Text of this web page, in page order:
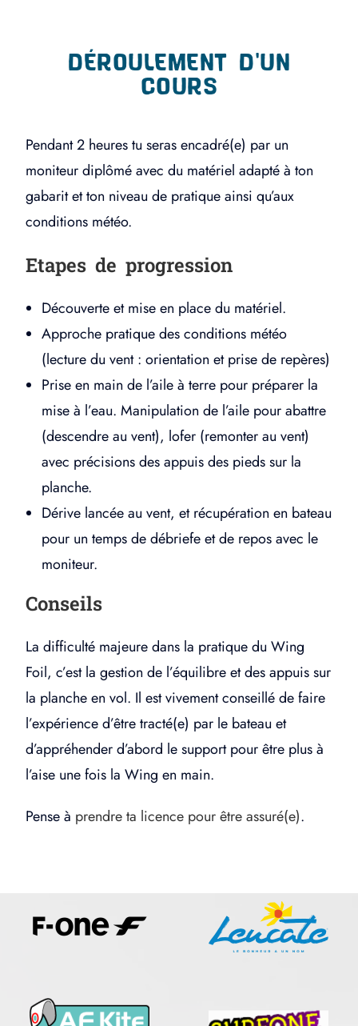
DÉROULEMENT D'UN
COURS
Pendant 2 heures tu seras encadré(e) par un
moniteur diplômé avec du matériel adapté à ton
gabarit et ton niveau de pratique ainsi qu’aux
conditions météo.
Etapes de progression
Découverte et mise en place du matériel.
Approche pratique des conditions météo
(lecture du vent : orientation et prise de repères)
Prise en main de l’aile à terre pour préparer la
mise à l’eau. Manipulation de l’aile pour abattre
(descendre au vent), lofer (remonter au vent)
avec précisions des appuis des pieds sur la
planche.
Dérive lancée au vent, et récupération en bateau
pour un temps de débriefe et de repos avec le
moniteur.
Conseils
La difficulté majeure dans la pratique du Wing
Foil, c’est la gestion de l’équilibre et des appuis sur
la planche en vol. Il est vivement conseillé de faire
l’expérience d’être tracté(e) par le bateau et
d’appréhender d’abord le support pour être plus à
l’aise une fois la Wing en main.
Pense à prendre ta licence pour être assuré(e).